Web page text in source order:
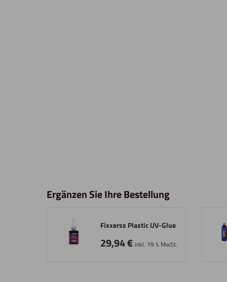
Ergänzen Sie Ihre Bestellung
Fixxerss Plastic UV-Glue
29,94€ inkl. 19 % MwSt.